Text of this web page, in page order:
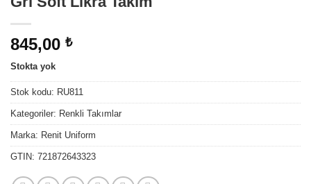
845,00 ₺
Stokta yok
Stok kodu: RU811
Kategoriler: Renkli Takımlar
Marka: Renit Uniform
GTIN: 721872643323